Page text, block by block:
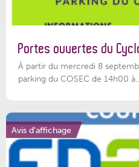
Portes ouvertes du
À partir du mercredi 8
parking du COSEC de 14h00 à...
Avis d'affichage